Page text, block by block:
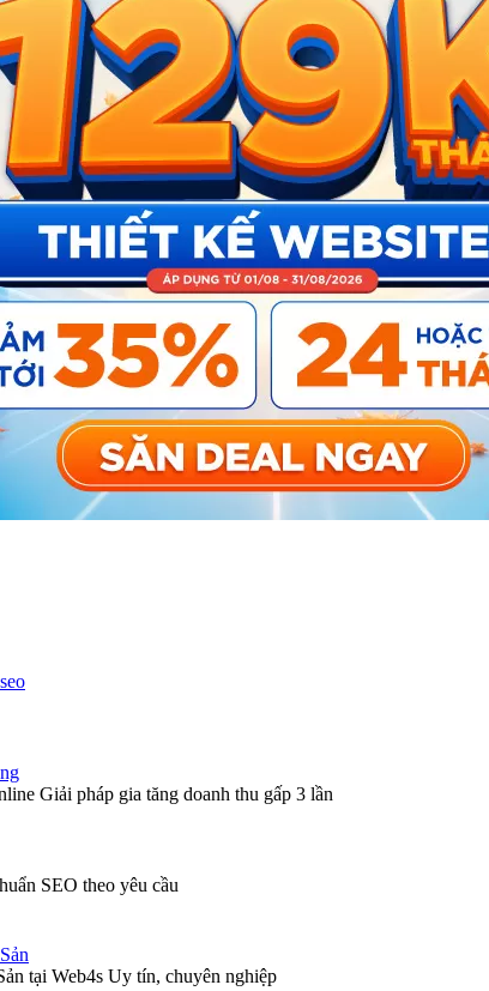
Giải pháp gia tăng doanh thu gấp 3 lần
SEO theo yêu cầu
tại Web4s Uy tín, chuyên nghiệp